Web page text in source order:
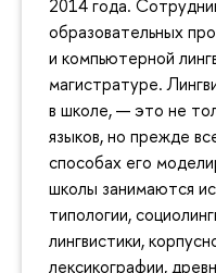
2014 года.
образовательных
и компьютерной
магистратуре.
в школе, — это не
языков, но прежде
способах его
школы занимаются
типологии,
лингвистики,
лексикографии,